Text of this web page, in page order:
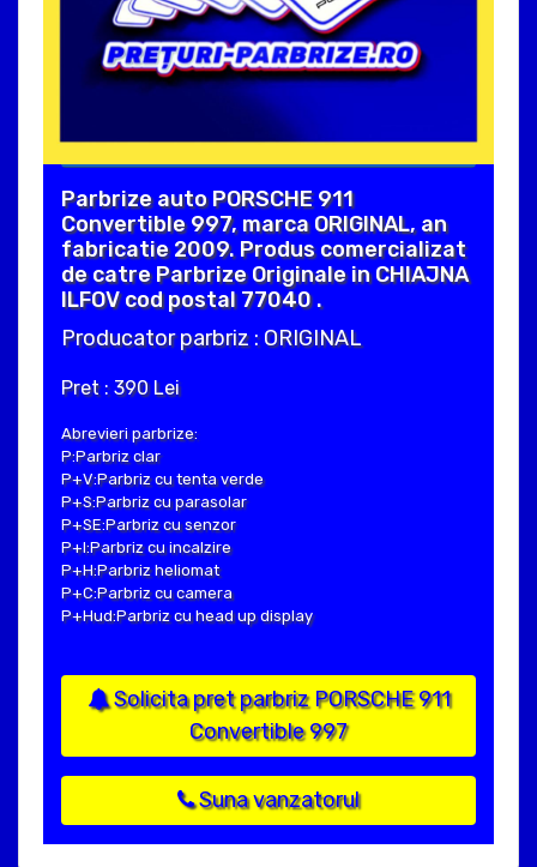
Parbrize auto PORSCHE 911
Convertible 997, marca ORIGINAL, an
fabricatie 2009. Produs comercializat
de catre Parbrize Originale in CHIAJNA
ILFOV cod postal 77040 .
Producator parbriz : ORIGINAL
Pret : 390 Lei
Abrevieri parbrize:
P:Parbriz clar
P+V:Parbriz cu tenta verde
P+S:Parbriz cu parasolar
P+SE:Parbriz cu senzor
P+I:Parbriz cu incalzire
P+H:Parbriz heliomat
P+C:Parbriz cu camera
P+Hud:Parbriz cu head up display
Solicita pret parbriz PORSCHE 911
Convertible 997
Suna vanzatorul